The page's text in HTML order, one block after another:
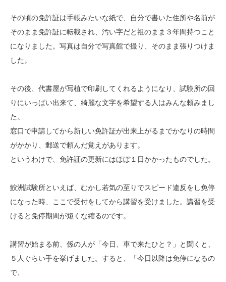
その頃の免許証は手帳みたいな紙で、自分で書いた住所や名前が
そのまま免許証に転載され、汚い字だと祖のまま３年間持つこと
になりました。写真は自分で写真館で撮り、そのまま張りつけま
した。
その後、代書屋が写植で印刷してくれるようになり、試験所の回
りにいっぱい出来て、綺麗な文字を希望する人はみんな頼みまし
た。
窓口で申請してから新しい免許証が出来上がるまでかなりの時間
がかかり、郵送で頼んだ覚えがあります。
というわけで、免許証の更新にはほぼ１日かかったものでした。
鮫洲試験所といえば、むかし若気の至りでスピード違反をし免停
になった時、ここで受付をしてから講習を受けました。講習を受
けると免停期間が短くな縮るのです。
講習が始まる前、係の人が「今日、車で来たひと？」と聞くと、
５人ぐらい手を挙げました。すると、「今日以降は免停になるの
で、